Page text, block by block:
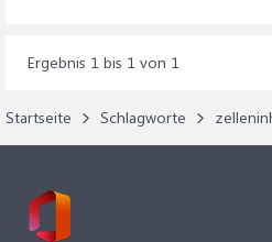
Ergebnis 1 bis 1 von 1
Startseite Schlagworte